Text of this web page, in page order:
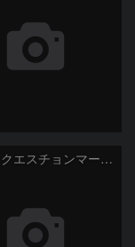
Ced214 クエスチョンマーク星雲の“心臓部”